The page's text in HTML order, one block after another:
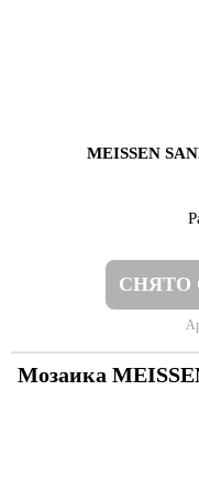
MEISSEN
СНЯТО
Мозаика